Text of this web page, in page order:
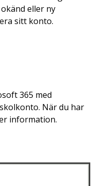
eller ny
sitt konto.
365 med
När du har
information.